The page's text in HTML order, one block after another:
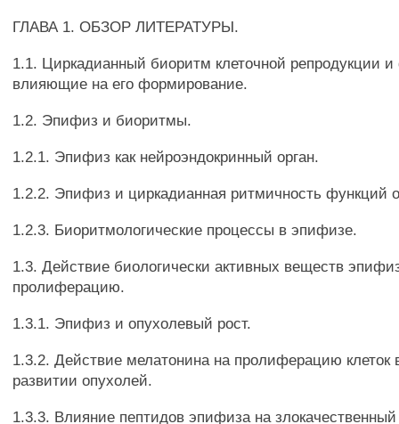
ГЛАВА 1. ОБЗОР ЛИТЕРАТУРЫ.
1.1. Циркадианный биоритм клеточной репродукции
влияющие на его формирование.
1.2. Эпифиз и биоритмы.
1.2.1. Эпифиз как нейроэндокринный орган.
1.2.2. Эпифиз и циркадианная ритмичность функций
1.2.3. Биоритмологические процессы в эпифизе.
1.3. Действие биологически активных веществ
пролиферацию.
1.3.1. Эпифиз и опухолевый рост.
1.3.2. Действие мелатонина на пролиферацию клеток
развитии опухолей.
1.3.3. Влияние пептидов эпифиза на злокачественный